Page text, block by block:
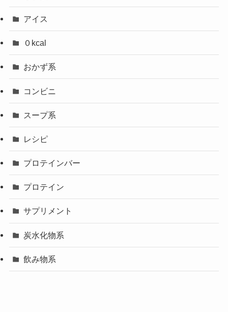
アイス
０kcal
おかず系
コンビニ
スープ系
レシピ
プロテインバー
プロテイン
サプリメント
炭水化物系
飲み物系